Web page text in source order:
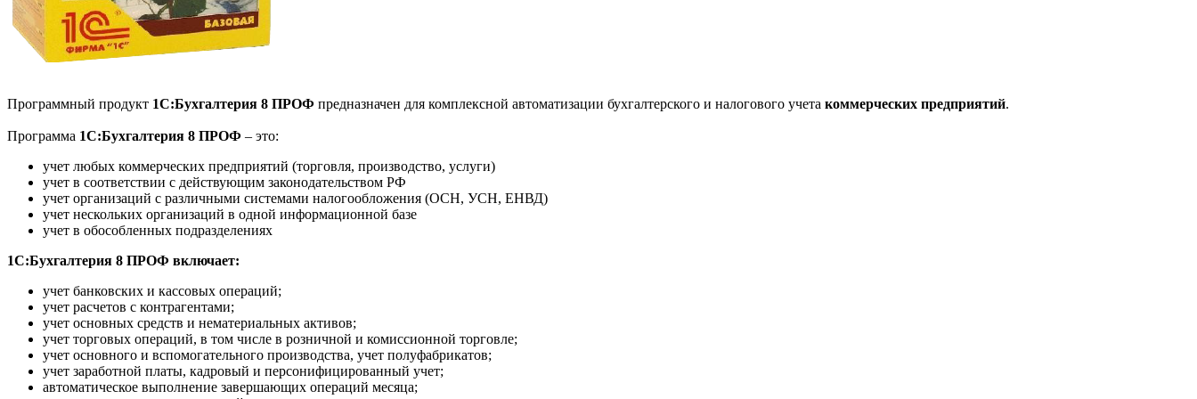
Программный продукт 1С:Бухгалтерия 8 ПРОФ предназначен для комплексной автоматизации бухгалтерского и налогового учета коммерческих предприятий.
Программа 1С:Бухгалтерия 8 ПРОФ – это:
учет любых коммерческих предприятий (торговля, производство, услуги)
учет в соответствии с действующим законодательством РФ
учет организаций с различными системами налогообложения (ОСН, УСН, ЕНВД)
учет нескольких организаций в одной информационной базе
учет в обособленных подразделениях
1С:Бухгалтерия 8 ПРОФ включает:
учет банковских и кассовых операций;
учет расчетов с контрагентами;
учет основных средств и нематериальных активов;
учет торговых операций, в том числе в розничной и комиссионной торговле;
учет основного и вспомогательного производства, учет полуфабрикатов;
учет заработной платы, кадровый и персонифицированный учет;
автоматическое выполнение завершающих операций месяца;